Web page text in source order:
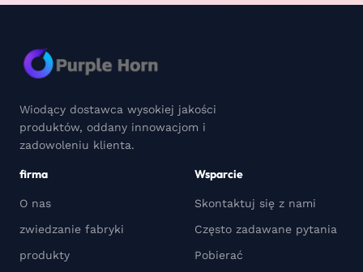
Wiodący dostawca wysokiej jakości
produktów, oddany innowacjom i
zadowoleniu klienta.
firma
O nas
zwiedzanie fabryki
produkty
Wsparcie
Skontaktuj się z nami
Często zadawane pytania
Pobierać